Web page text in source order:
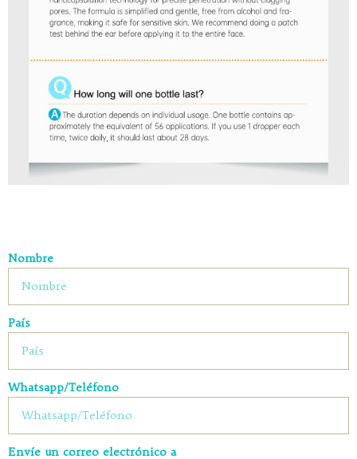
Nombre
País
Whatsapp/Teléfono
Envíe un correo electrónico a